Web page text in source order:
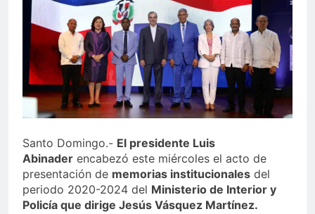
Juegos de Azar
Metro de SD amplía
horario por Juegos
Centroamericanos
5 Días Ago
Santo Domingo.- El presidente Luis
Abinader encabezó este miércoles el acto de
presentación de memorias institucionales del
periodo 2020-2024 del Ministerio de Interior y
Policía que dirige Jesús Vásquez Martínez.